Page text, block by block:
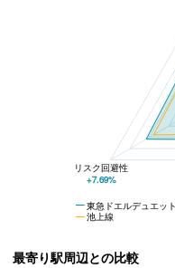
東急ドエルデュエッ
池上線
リスク回避性
+7.69%
最寄り駅周辺との比較